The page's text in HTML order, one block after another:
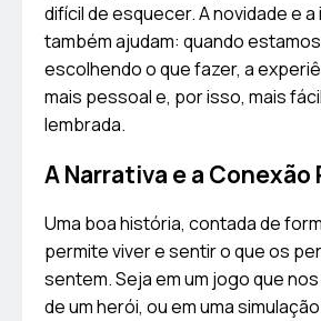
difícil de esquecer. A novidade e
também ajudam: quando
escolhendo o que fazer, a
mais pessoal e, por isso, mais
lembrada.
A Narrativa e a Conexão
Uma boa história, contada de
permite viver e sentir o que os
sentem. Seja em um jogo que
de um herói, ou em uma